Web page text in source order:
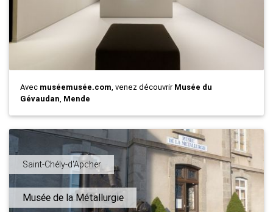
Avec muséemusée.com, venez découvrirMusée du
Gévaudan, Mende
Saint-Chély-d'Apcher
Musée de la Métallurgie